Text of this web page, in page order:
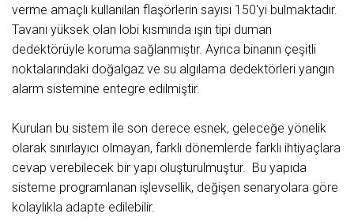
verme amaçlı kullanılan flaşörlerin sayısı 150'yi bulmaktadır.
Tavanı yüksek olan lobi kısmında ışın tipi duman
dedektörüyle koruma sağlanmıştır. Ayrıca binanın çeşitli
noktalarındaki doğalgaz ve su algılama dedektörleri yangın
alarm sistemine entegre edilmiştir.
Kurulan bu sistem ile son derece esnek, geleceğe yönelik
olarak sınırlayıcı olmayan, farklı dönemlerde farklı ihtiyaçlara
cevap verebilecek bir yapı oluşturulmuştur. Bu yapıda
sisteme programlanan işlevsellik, değişen senaryolara göre
kolaylıkla adapte edilebilir.